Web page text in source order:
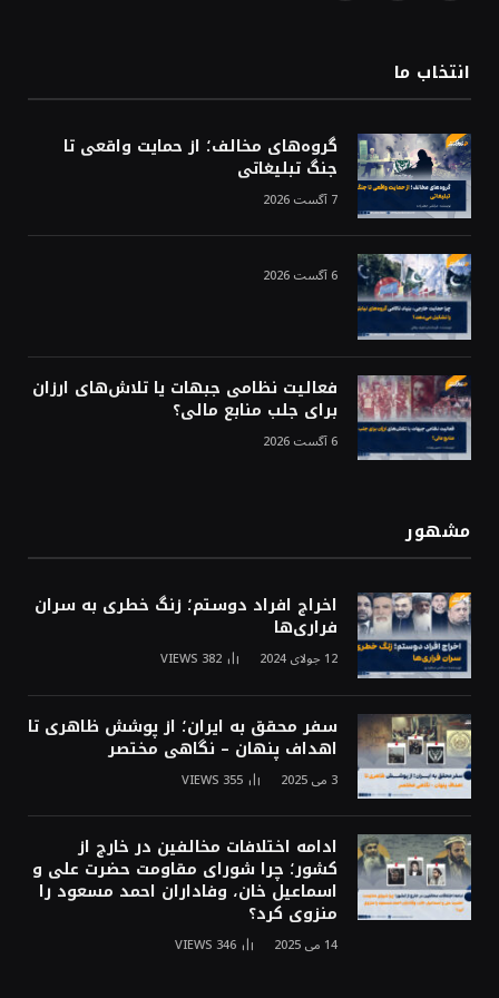
انتخاب ما
گروه‌های مخالف؛ از حمایت واقعی تا
جنگ تبلیغاتی
7 آگست 2026
6 آگست 2026
فعالیت نظامی جبهات یا تلاش‌های ارزان
برای جلب منابع مالی؟
6 آگست 2026
مشهور
اخراج افراد دوستم؛ زنگ خطری به سران
فراری‌ها
12 جولای 2024 382
VIEWS
سفر محقق به ایران؛ از پوشش ظاهری تا
اهداف پنهان – نگاهی مختصر
3 می 2025 355
VIEWS
ادامه اختلافات مخالفین در خارج از
کشور؛ چرا شورای مقاومت حضرت علی و
اسماعیل خان، وفاداران احمد مسعود را
منزوی کرد؟
14 می 2025 346
VIEWS